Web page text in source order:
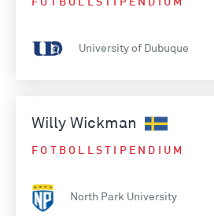
FOTBOLLSTIPENDIUM
University of Dubuque
Willy Wickman
FOTBOLLSTIPENDIUM
North Park University